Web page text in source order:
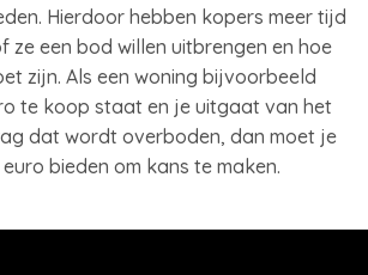
Hierdoor hebben kopers meer tijd
ze een bod willen uitbrengen en hoe
zijn. Als een woning bijvoorbeeld
te koop staat en je uitgaat van het
dat wordt overboden, dan moet je
bieden om kans te maken.